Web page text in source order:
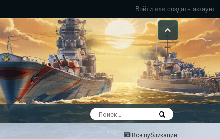
Войти или создать аккаунт
Все публикации